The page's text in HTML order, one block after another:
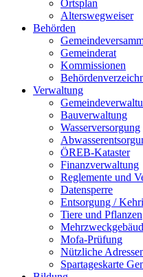
Ortsplan
Alterswegweiser
Behörden
Gemeinderat
Kommissionen
Verwaltung
Bauverwaltung
Wasserversorgung
ÖREB-Kataster
Finanzverwaltung
Reglemente und
Datensperre
Entsorgung /
Tiere und Pflanzen
Mofa-Prüfung
Nützliche
Spartageskarte